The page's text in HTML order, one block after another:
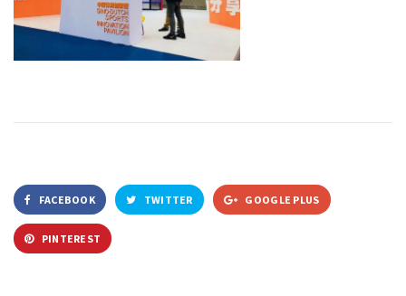
FACEBOOK TWITTER GOOGLE PLUS
PINTEREST